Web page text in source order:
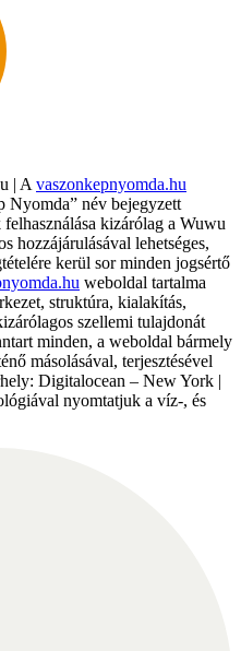
| A vaszonkepnyomda.hu
Nyomda” név bejegyzett
kizárólag a Wuwu
hozzájárulásával lehetséges,
kerül sor minden jogsértő
weboldal tartalma
struktúra, kialakítás,
szellemi tulajdonát
minden, a weboldal bármely
másolásával, terjesztésével
Digitalocean – New York |
nyomtatjuk a víz-, és